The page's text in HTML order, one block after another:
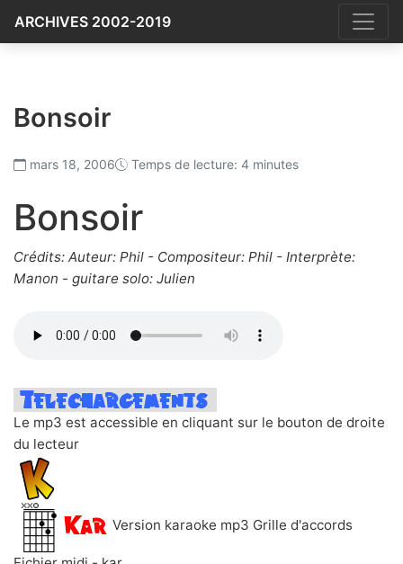
ARCHIVES 2002-2019
Bonsoir
mars 18, 2006 Temps de lecture: 4 minutes
Bonsoir
Crédits: Auteur: Phil - Compositeur: Phil - Interprète:
Manon - guitare solo: Julien
Le mp3 est accessible en cliquant sur le bouton de droite
du lecteur
Version karaoke mp3 Grille d'accords